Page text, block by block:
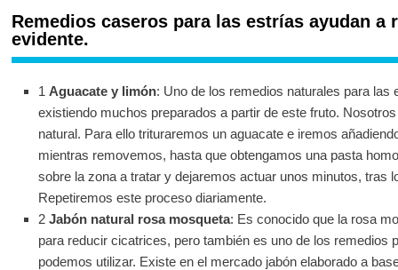
Remedios caseros para las estrías ayudan a
evidente.
1 Aguacate y limón: Uno de los remedios naturales para
existiendo muchos preparados a partir de este fruto.
natural. Para ello trituraremos un aguacate e iremos
mientras removemos, hasta que obtengamos una pasta
sobre la zona a tratar y dejaremos actuar unos minutos, tras
Repetiremos este proceso diariamente.
2 Jabón natural rosa mosqueta: Es conocido que la rosa
para reducir cicatrices, pero también es uno de los remedios
podemos utilizar. Existe en el mercado jabón elaborado a